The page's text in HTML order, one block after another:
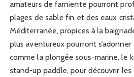
amateurs de farniente pourront
plages de sable fin et des eaux
Méditerranée, propices à la
plus aventureux pourront
comme la plongée sous-marine, le
stand-up paddle, pour découvrir les